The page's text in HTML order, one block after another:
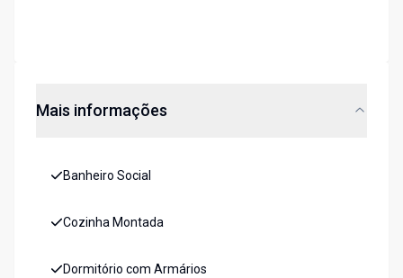
Mais informações
Banheiro Social
Cozinha Montada
Dormitório com Armários